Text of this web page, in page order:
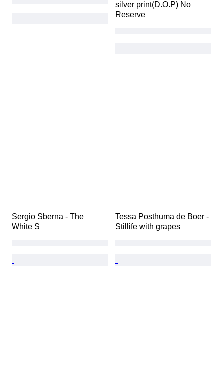
silver print(D.O.P) No
Reserve
Sergio Sberna - The
White S
Tessa Posthuma de Boer -
Stillife with grapes